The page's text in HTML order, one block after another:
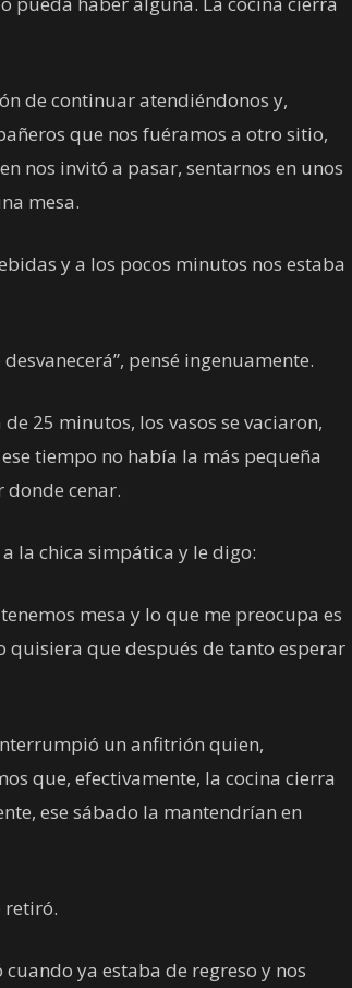
de continuar atendiéndonos y,
que nos fuéramos a otro sitio,
nos invitó a pasar, sentarnos en unos
mesa.
y a los pocos minutos nos estaba
pensé ingenuamente.
25 minutos, los vasos se vaciaron,
tiempo no había la más pequeña
donde cenar.
la chica simpática y le digo:
mesa y lo que me preocupa es
quisiera que después de tanto esperar
un anfitrión quien,
que, efectivamente, la cocina cierra
ese sábado la mantendrían en
retiró.
ya estaba de regreso y nos